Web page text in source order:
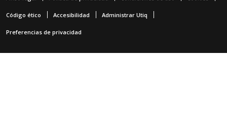
Código ético Accesibilidad Administrar Utiq
Preferencias de privacidad